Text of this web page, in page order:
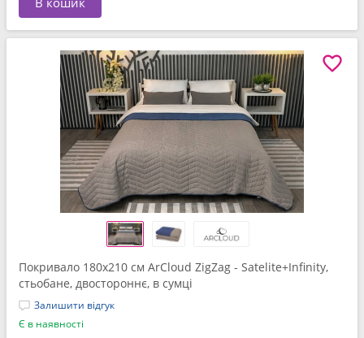
Покривало 180x210 см ArCloud ZigZag - Satelite+Infinity,
стьобане, двостороннє, в сумці
Залишити відгук
Є в наявності